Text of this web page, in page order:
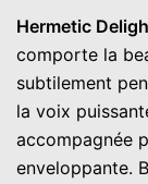
Hermetic
comporte la
subtilement
la voix
accompagnée
enveloppante.